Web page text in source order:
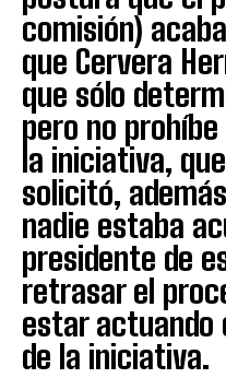
comisión)
que Cervera
que sólo
pero no
la iniciativa,
solicitó,
nadie estaba
presidente de
retrasar el
estar actuando
de la iniciativa.